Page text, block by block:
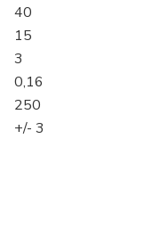
40
15
3
0,16
250
+/- 3